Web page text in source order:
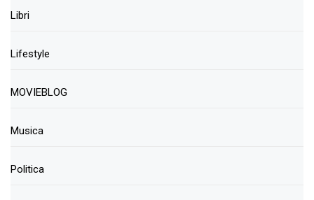
Libri
Lifestyle
MOVIEBLOG
Musica
Politica